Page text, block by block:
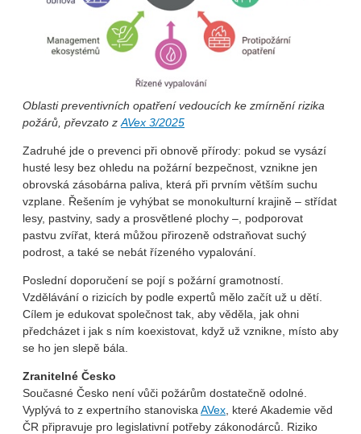
Oblasti preventivních opatření vedoucích ke zmírnění rizika
požárů, převzato z AVex 3/2025
Zadruhé jde o prevenci při obnově přírody: pokud se vysází
husté lesy bez ohledu na požární bezpečnost, vznikne jen
obrovská zásobárna paliva, která při prvním větším suchu
vzplane. Řešením je vyhýbat se monokulturní krajině – střídat
lesy, pastviny, sady a prosvětlené plochy –, podporovat
pastvu zvířat, která můžou přirozeně odstraňovat suchý
podrost, a také se nebát řízeného vypalování.
Poslední doporučení se pojí s požární gramotností.
Vzdělávání o rizicích by podle expertů mělo začít už u dětí.
Cílem je edukovat společnost tak, aby věděla, jak ohni
předcházet i jak s ním koexistovat, když už vznikne, místo aby
se ho jen slepě bála.
Zranitelné Česko
Současné Česko není vůči požárům dostatečně odolné.
Vyplývá to z expertního stanoviska AVex , které Akademie věd
ČR připravuje pro legislativní potřeby zákonodárců. Riziko